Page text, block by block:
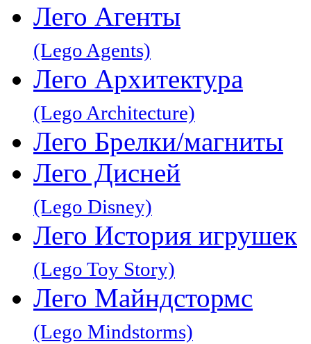
Лего Агенты
(Lego Agents)
Лего Архитектура
(Lego Architecture)
Лего Брелки/магниты
Лего Дисней
(Lego Disney)
Лего История игрушек
(Lego Toy Story)
Лего Майндстормс
(Lego Mindstorms)